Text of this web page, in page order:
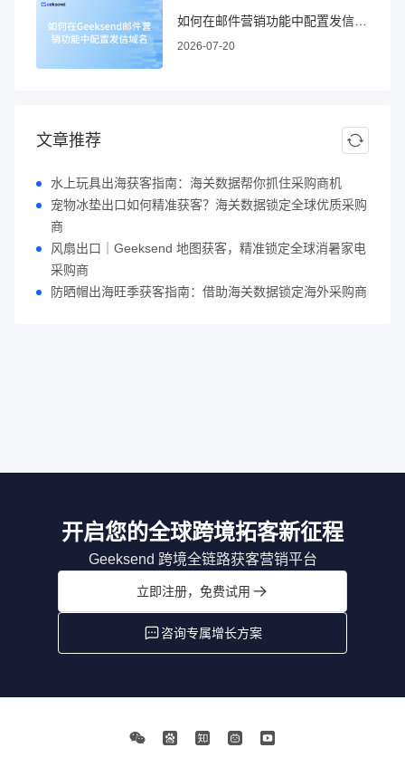
2026-07-20
文章推荐
水上玩具出海获客指南：海关数据帮你抓住采购商机
宠物冰垫出口如何精准获客？海关数据锁定全球优质采购
商
风扇出口｜Geeksend 地图获客，精准锁定全球消暑家电
采购商
防晒帽出海旺季获客指南：借助海关数据锁定海外采购商
开启您的全球跨境拓客新征程
Geeksend 跨境全链路获客营销平台
立即注册，免费试用
咨询专属增长方案